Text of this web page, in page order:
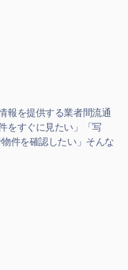
報を提供する業者間流通
をすぐに見たい」「写
件を確認したい」そんな